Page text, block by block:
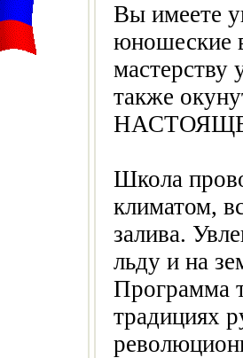
Вы имеете
юношеские
мастерству
также
Школа
климатом,
залива.
льду и на
Программа
традициях